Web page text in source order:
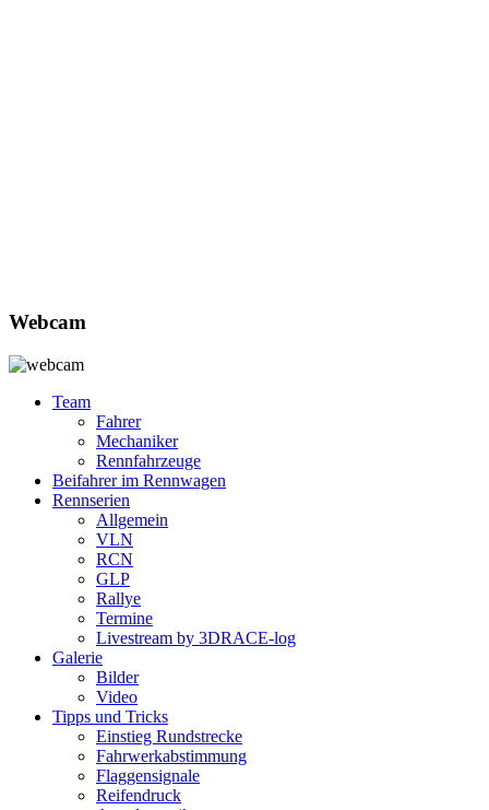
Webcam
Team
Fahrer
Mechaniker
Rennfahrzeuge
Beifahrer im Rennwagen
Rennserien
Allgemein
VLN
RCN
GLP
Rallye
Termine
Livestream by 3DRACE-log
Galerie
Bilder
Video
Tipps und Tricks
Einstieg Rundstrecke
Fahrwerkabstimmung
Flaggensignale
Reifendruck